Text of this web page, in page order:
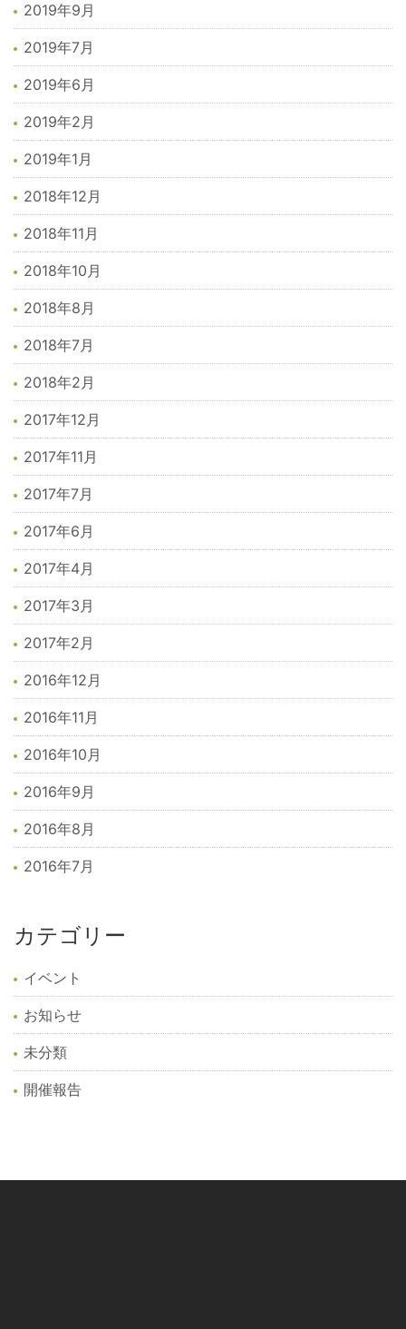
2019年9月
2019年7月
2019年6月
2019年2月
2019年1月
2018年12月
2018年11月
2018年10月
2018年8月
2018年7月
2018年2月
2017年12月
2017年11月
2017年7月
2017年6月
2017年4月
2017年3月
2017年2月
2016年12月
2016年11月
2016年10月
2016年9月
2016年8月
2016年7月
カテゴリー
イベント
お知らせ
未分類
開催報告